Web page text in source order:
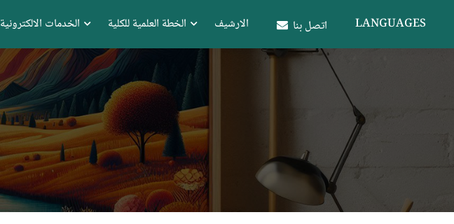
الخدمات الالكترونية الخطة العلمية للكلية الارشيف اتصل بنا LANGUAGES